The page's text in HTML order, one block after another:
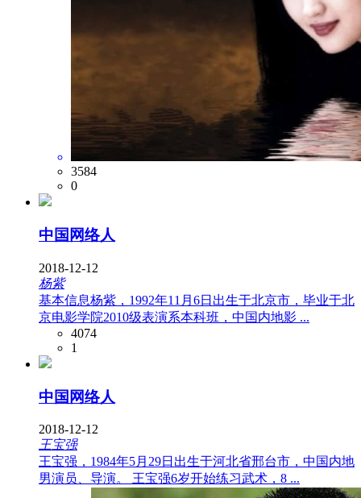
3584
0
中国网络人
2018-12-12
杨紫
基本信息杨紫，1992年11月6日出生于北京市，毕业于北
京电影学院2010级表演系本科班，中国内地影 ...
4074
1
中国网络人
2018-12-12
王宝强
王宝强，1984年5月29日出生于河北省邢台市，中国内地
男演员、导演。 王宝强6岁开始练习武术，8 ...